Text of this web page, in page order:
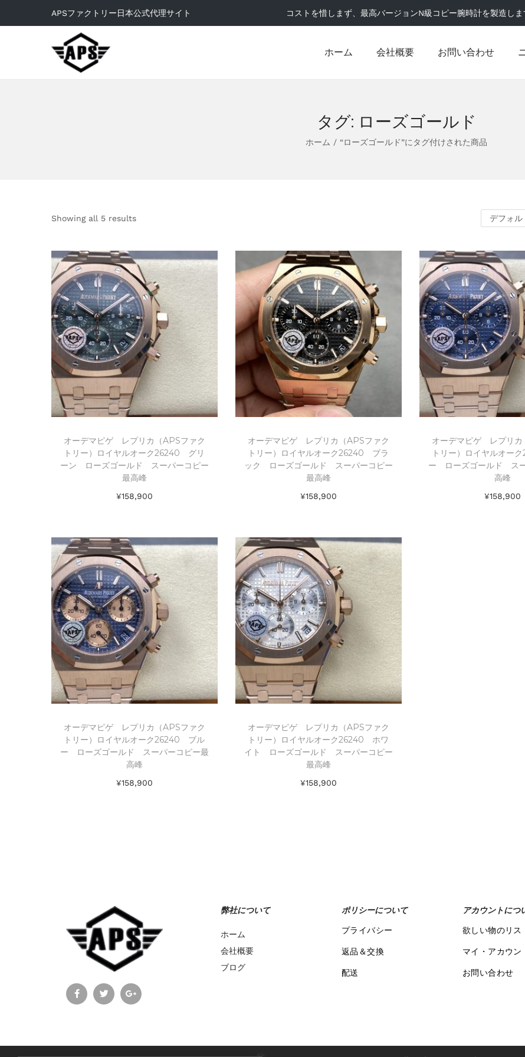
APSファクトリー日本公式代理サイト コストを惜しまず、最高バージョンN級コピー腕時計を製造しま
ホーム 会社概要 お問い合わせ
タグ: ローズゴールド
ホーム / “ローズゴールド”にタグ付けされた商品
Showing all 5 results
オーデマピゲ レプリカ（APSファク
トリー）ロイヤルオーク26240 グリ
ーン ローズゴールド スーパーコピー
最高峰
¥158,900
Add to Wishlist
オーデマピゲ レプリカ（APSファク
トリー）ロイヤルオーク26240 ブラ
ック ローズゴールド スーパーコピー
最高峰
¥158,900
Add to Wishlist
オーデマピゲ レプリカ
トリー）ロイヤルオー
ー ローズゴールド ス
高峰
¥158,900
オーデマピゲ レプリカ（APSファク
トリー）ロイヤルオーク26240 ブル
ー ローズゴールド スーパーコピー最
高峰
¥158,900
オーデマピゲ レプリカ（APSファク
トリー）ロイヤルオーク26240 ホワ
イト ローズゴールド スーパーコピー
最高峰
¥158,900
弊社について
ホーム
会社概要
ブログ
ポリシーについて
プライバシー
返品＆交換
配送
アカウントにつ
欲しい物のリス
マイ・アカウン
お問い合わせ